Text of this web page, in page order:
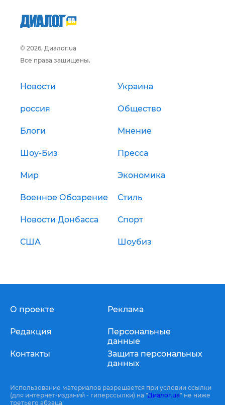
© 2026, Диалог.ua
Все права защищены.
Новости Украина
россия Общество
Блоги Мнение
Шоу-Биз Пресса
Мир Экономика
Военное Обозрение Стиль
Новости Донбасса Спорт
США Шоубиз
О проекте
Редакция
Контакты
Реклама
Персональные
данные
Защита персональных
данных
Использование материалов разрешается при условии ссылки
(для интернет-изданий - гиперссылки) на "Диалог.ua" не ниже
третьего абзаца.